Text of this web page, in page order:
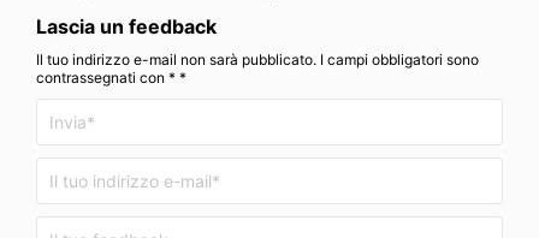
Lascia un feedback
Il tuo indirizzo e-mail non sarà pubblicato. I campi obbligatori sono
contrassegnati con * *